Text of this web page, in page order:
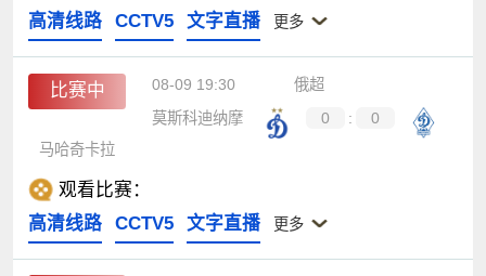
高清线路
CCTV5 文字直播 更多
比赛中 08-09 19:30
俄超
莫斯科迪纳摩
0 :
0
马哈奇卡拉
观看比赛：
高清线路
CCTV5 文字直播 更多